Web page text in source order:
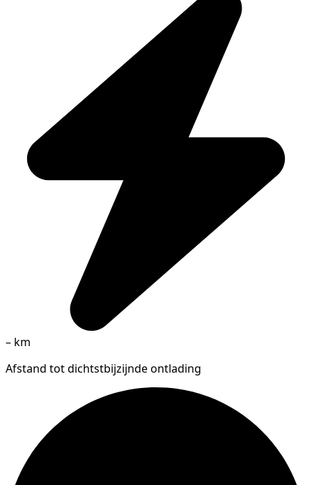
– km
Afstand tot dichtstbijzijnde ontlading